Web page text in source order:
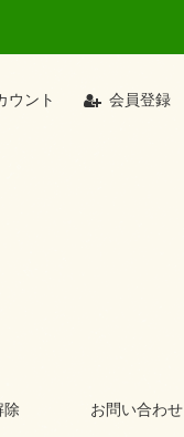
ウント 会員登録
除 お問い合わせ